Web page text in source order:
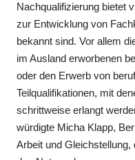
Nachqualifizierung bietet
zur Entwicklung von
bekannt sind. Vor allem
im Ausland erworbenen
oder den Erwerb von
Teilqualifikationen, mit
schrittweise erlangt
würdigte Micha Klapp,
Arbeit und